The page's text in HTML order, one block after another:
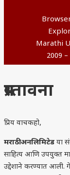
Marathi
2009
प्रस्तावना
प्रिय वाचकहो,
मराठी अनलिमिटेड या
साहित्य आणि उपयुक्त
उद्देशाने करण्यात आली.